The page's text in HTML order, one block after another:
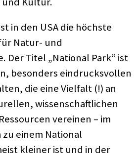
in den USA die höchste
Natur- und
Der Titel „National Park“ ist
besonders eindrucksvollen
die eine Vielfalt (!) an
wissenschaftlichen
vereinen – im
einem National
kleiner ist und in der